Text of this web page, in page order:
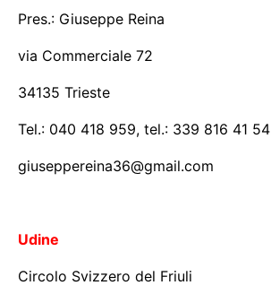
Pres.: Giuseppe Reina
via Commerciale 72
34135 Trieste
Tel.: 040 418 959, tel.: 339 816 41 54
giuseppereina36@gmail.com
Udine
Circolo Svizzero del Friuli